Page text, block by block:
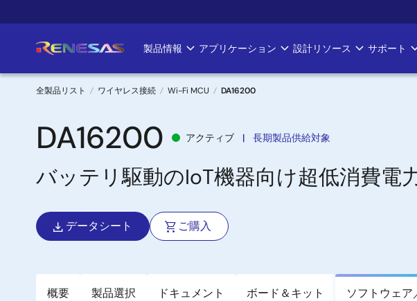
イ
ン
Main
navigation
製品情報 アプリケーション 設計リソース サポート
パ
ン
く
ず
全製品リスト ワイヤレス接続 Wi-Fi MCU DA16200
DA16200 アクティブ 長期製品供給対象
バッテリ駆動のIoT機器向け超低消費電
データシート ご購入
概要 製品選択 ドキュメント ボード＆キット ソフトウェア